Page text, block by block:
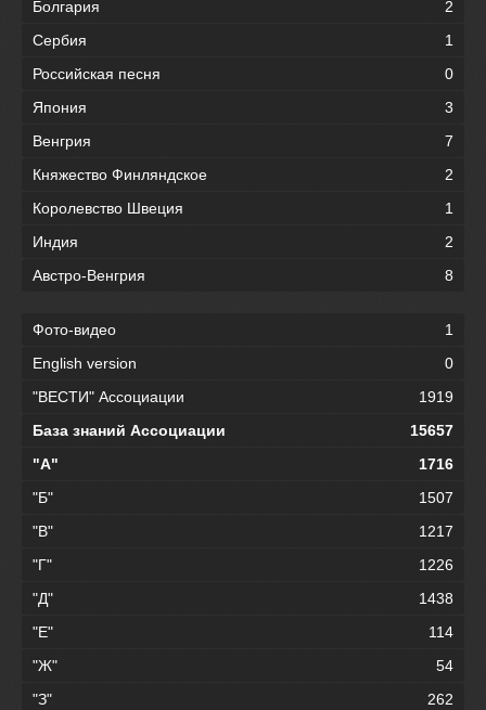
Болгария
2
Сербия
1
Российская песня
0
Япония
3
Венгрия
7
Княжество Финляндское
2
Королевство Швеция
1
Индия
2
Австро-Венгрия
8
Фото-видео
1
English version
0
"ВЕСТИ" Ассоциации
1919
База знаний Ассоциации
15657
"А"
1716
"Б"
1507
"В"
1217
"Г"
1226
"Д"
1438
"Е"
114
"Ж"
54
"З"
262